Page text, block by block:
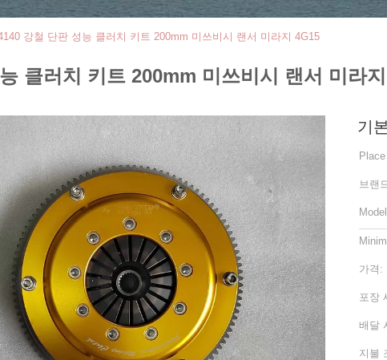
강철 단판 성능 클러치 키트 200mm 미쓰비시 랜서 미라지 4G15
클러치 키트 200mm 미쓰비시 랜서 미라
기
브랜
가격:
포장
배달
지불